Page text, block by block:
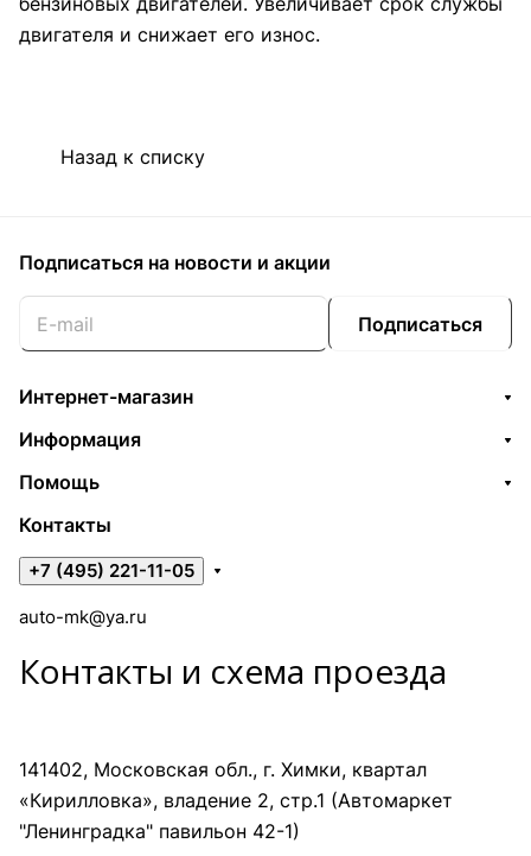
двигателя и снижает его износ.
Назад к списку
Подписаться на новости и акции
Подписаться
Интернет-магазин
Информация
Помощь
Контакты
+7 (495) 221-11-05
auto-mk@ya.ru
Контакты и схема проезда
141402, Московская обл., г. Химки, квартал
«Кирилловка», владение 2, стр.1 (Автомаркет
"Ленинградка" павильон 42-1)